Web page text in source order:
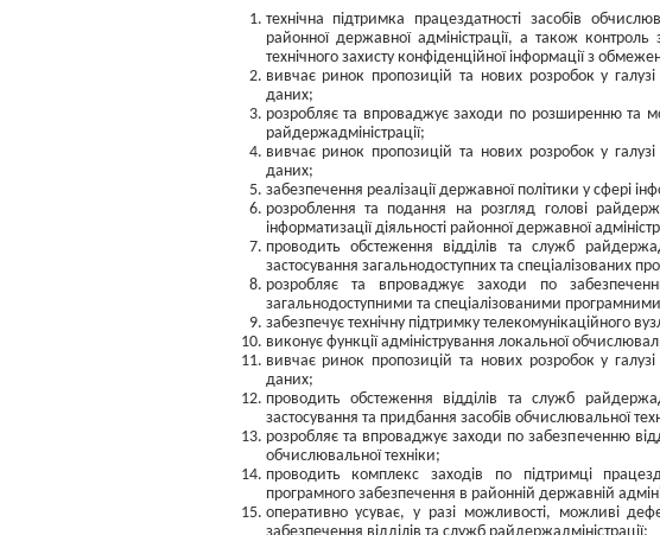
технічна підтримка працездатності засобів
районної державної адміністрації, а також
технічного захисту конфіденційної інформації з
вивчає ринок пропозицій та нових розробок у
даних;
розробляє та впроваджує заходи по розширенню та
райдержадміністрації;
вивчає ринок пропозицій та нових розробок у
даних;
забезпечення реалізації державної політики у сфері
розроблення та подання на розгляд голові
інформатизації діяльності районної державної
проводить обстеження відділів та служб
застосування загальнодоступних та спеціалізованих
розробляє та впроваджує заходи по
загальнодоступними та спеціалізованими
забезпечує технічну підтримку телекомунікаційного
виконує функції адміністрування локальної
вивчає ринок пропозицій та нових розробок у
даних;
проводить обстеження відділів та служб
застосування та придбання засобів обчислювальної
розробляє та впроваджує заходи по забезпеченню
обчислювальної техніки;
проводить комплекс заходів по підтримці
програмного забезпечення в районній державній
оперативно усуває, у разі можливості, можливі